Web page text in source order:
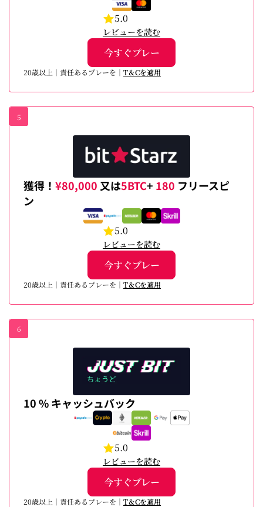
5.0
レビューを読む
今すぐプレー
20歳以上｜責任あるプレーを｜ T＆Cを適用
5
獲得！ ¥80,000 又は5BTC+ 180 フリースピ
ン
5.0
レビューを読む
今すぐプレー
20歳以上｜責任あるプレーを｜ T＆Cを適用
6
10 % キャッシュバック
5.0
レビューを読む
今すぐプレー
20歳以上｜責任あるプレーを｜ T＆Cを適用